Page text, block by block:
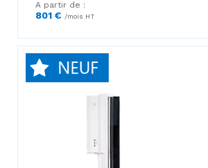
A partir de :
801 € /mois HT